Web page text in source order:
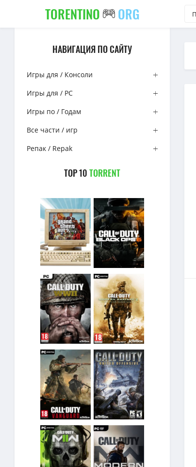
TORENTINO ORG
НАВИГАЦИЯ ПО САЙТУ
Игры для / Консоли
Игры для / PC
Игры по / Годам
Все части / игр
Репак / Repak
TOP 10TORRENT